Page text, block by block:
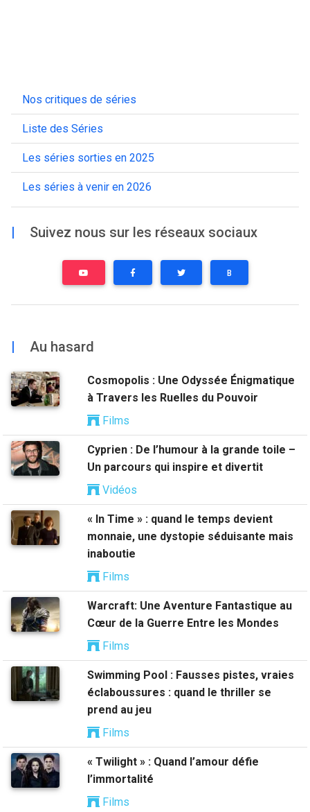
Nos critiques de séries
Liste des Séries
Les séries sorties en 2025
Les séries à venir en 2026
| Suivez nous sur les réseaux sociaux
B
| Au hasard
Cosmopolis : Une Odyssée Énigmatique
à Travers les Ruelles du Pouvoir
Films
Cyprien : De l’humour à la grande toile –
Un parcours qui inspire et divertit
Vidéos
« In Time » : quand le temps devient
monnaie, une dystopie séduisante mais
inaboutie
Films
Warcraft: Une Aventure Fantastique au
Cœur de la Guerre Entre les Mondes
Films
Swimming Pool : Fausses pistes, vraies
éclaboussures : quand le thriller se
prend au jeu
Films
« Twilight » : Quand l’amour défie
l’immortalité
Films